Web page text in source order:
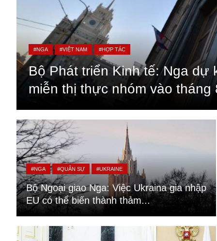
An ninh
Anh
Australia
Amazon
Army Games
Angela Merkel
#NGA #VIỆT NAM #HỢP TÁC
Bộ Phát triển Kinh tế: Nga dự
miễn thị thực nhóm vào tháng
#NGA #QUÂN SỰ #UKRAINE
Bộ Ngoại giao Nga: Việc Ukraina gia nhập
EU có thể biến thành thảm...